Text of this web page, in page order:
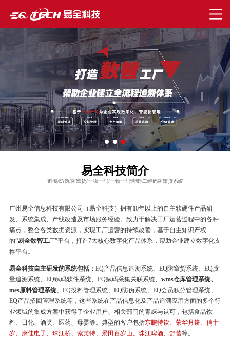
易全科技简介
追溯/防伪/防窜货/一物一码/一物一码营销/二维码防窜货系统
广州易全信息科技有限公司（易全科技）拥有10年以上的自主软硬件产品研
发、系统集成、产线改造及市场服务经验。致力于解决工厂运营过程中的各种
痛点，整合各类数据资源，实现工厂运营的持续改善，基于自主知识产权
的“易全数智工厂”平台，打造7大核心数字化产品体系，帮助企业建立数字化支
撑平台。
易全科技自主研发的系统包括： EQ产品信息追溯系统、EQ防窜货系统、EQ质
量追溯系统、EQ赋码软件系统、EQ赋码采集关联系统、 wms仓库管理系统、
mes原料管理系统、EQ投料管理系统、EQ防伪系统、EQ会员积分管理系统、
EQ产品招回管理系统等，这些系统在产品信息化及产品追溯应用方面的多个行
业领域的集成方案中获得了企业用户、相关部门的青睐与认可，包括食品饮
料、日化、酒类、医药、母婴等。典型的客户包括东鹏特饮、荣华月饼、俏十
岁、康佳电子、珠江桥、索芙特、景田百岁山、珠江啤酒、舒蕾等。